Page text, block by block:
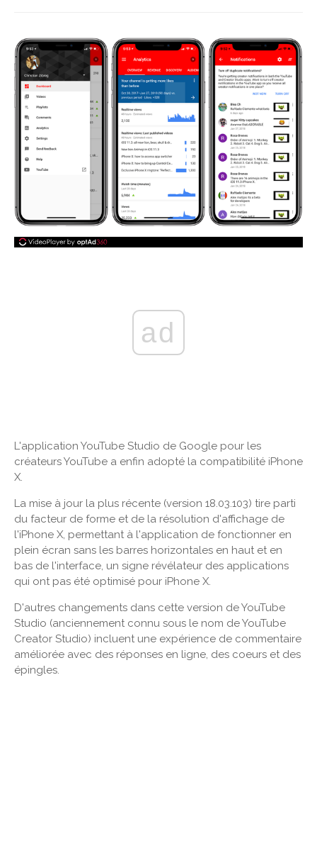
ad
L'application YouTube Studio de Google pour les
créateurs YouTube a enfin adopté la compatibilité iPhone
X.
La mise à jour la plus récente (version 18.03.103) tire parti
du facteur de forme et de la résolution d'affichage de
l'iPhone X, permettant à l'application de fonctionner en
plein écran sans les barres horizontales en haut et en
bas de l'interface, un signe révélateur des applications
qui ont pas été optimisé pour iPhone X.
D'autres changements dans cette version de YouTube
Studio (anciennement connu sous le nom de YouTube
Creator Studio) incluent une expérience de commentaire
améliorée avec des réponses en ligne, des coeurs et des
épingles.